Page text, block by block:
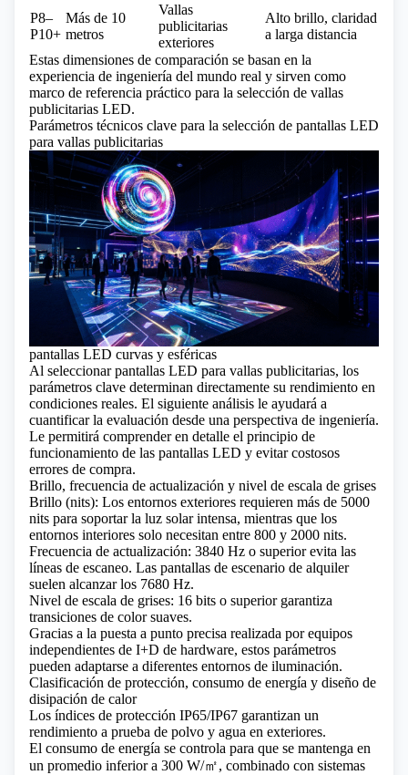
P8–
P10+
Más de 10
metros
Vallas
publicitarias
exteriores
Alto brillo, claridad
a larga distancia
Estas dimensiones de comparación se basan en la
experiencia de ingeniería del mundo real y sirven como
marco de referencia práctico para la selección de vallas
publicitarias LED.
Parámetros técnicos clave para la selección de pantallas LED
para vallas publicitarias
pantallas LED curvas y esféricas
Al seleccionar pantallas LED para vallas publicitarias, los
parámetros clave determinan directamente su rendimiento en
condiciones reales. El siguiente análisis le ayudará a
cuantificar la evaluación desde una perspectiva de ingeniería.
Le permitirá comprender en detalle el principio de
funcionamiento de las pantallas LED y evitar costosos
errores de compra.
Brillo, frecuencia de actualización y nivel de escala de grises
Brillo (nits): Los entornos exteriores requieren más de 5000
nits para soportar la luz solar intensa, mientras que los
entornos interiores solo necesitan entre 800 y 2000 nits.
Frecuencia de actualización: 3840 Hz o superior evita las
líneas de escaneo. Las pantallas de escenario de alquiler
suelen alcanzar los 7680 Hz.
Nivel de escala de grises: 16 bits o superior garantiza
transiciones de color suaves.
Gracias a la puesta a punto precisa realizada por equipos
independientes de I+D de hardware, estos parámetros
pueden adaptarse a diferentes entornos de iluminación.
Clasificación de protección, consumo de energía y diseño de
disipación de calor
Los índices de protección IP65/IP67 garantizan un
rendimiento a prueba de polvo y agua en exteriores.
El consumo de energía se controla para que se mantenga en
un promedio inferior a 300 W/㎡, combinado con sistemas